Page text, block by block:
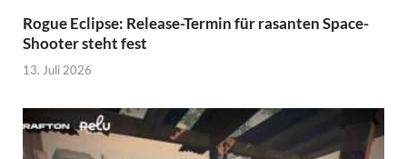
Rogue Eclipse: Release-Termin für rasanten Space-
Shooter steht fest
13. Juli 2026